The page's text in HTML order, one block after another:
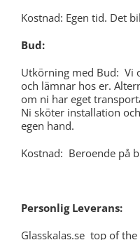
Kostnad: Egen tid. Det
Bud:
Utkörning med Bud: Vi
och lämnar hos er.
om ni har eget
Ni sköter installation
egen hand.
Kostnad: Beroende på
Personlig Leverans:
Glasskalas.se top of